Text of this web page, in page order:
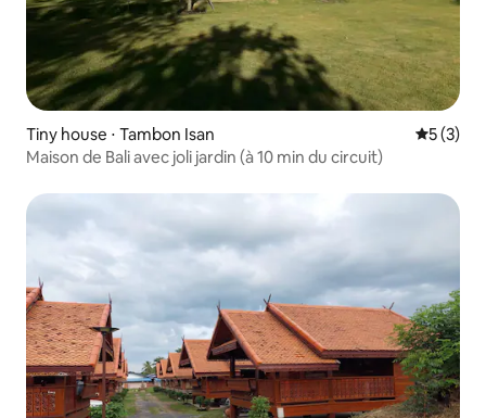
Tiny house ⋅ Tambon Isan
5 (3)
Maison de Bali avec joli jardin (à 10 min du circuit)